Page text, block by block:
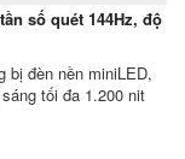
số quét 144Hz, độ
bị đèn nền miniLED,
tối đa 1.200 nit